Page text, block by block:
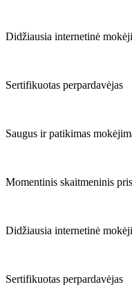
Didžiausia internetinė
Sertifikuotas perpardavėjas
Saugus ir patikimas
Momentinis skaitmeninis
Didžiausia internetinė
Sertifikuotas perpardavėjas